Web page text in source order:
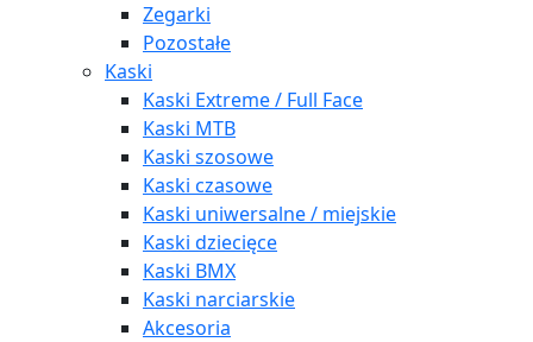
Zegarki
Pozostałe
Kaski
Kaski Extreme / Full Face
Kaski MTB
Kaski szosowe
Kaski czasowe
Kaski uniwersalne / miejskie
Kaski dziecięce
Kaski BMX
Kaski narciarskie
Akcesoria